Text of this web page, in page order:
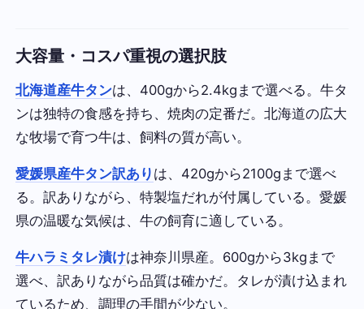
大容量・コスパ重視の選択肢
北海道産牛タンは、400gから2.4kgまで選べる。牛タ
ンは独特の食感を持ち、焼肉の定番だ。北海道の広大
な牧場で育つ牛は、飼料の質が高い。
愛媛県産牛タン訳あり は、420gから2100gまで選べ
る。訳ありながら、特製塩だれが付属している。愛媛
県の温暖な気候は、牛の飼育に適している。
牛ハラミタレ漬けは神奈川県産。600gから3kgまで
選べ、訳ありながら品質は確かだ。タレが漬け込まれ
ているため、調理の手間が少ない。